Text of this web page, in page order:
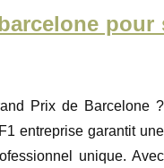
pour
Prix de Barcelone ?
entreprise garantit une
unique. Avec